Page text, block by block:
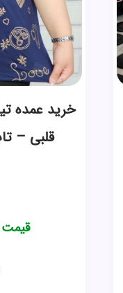
خرید عمده
قلبی –